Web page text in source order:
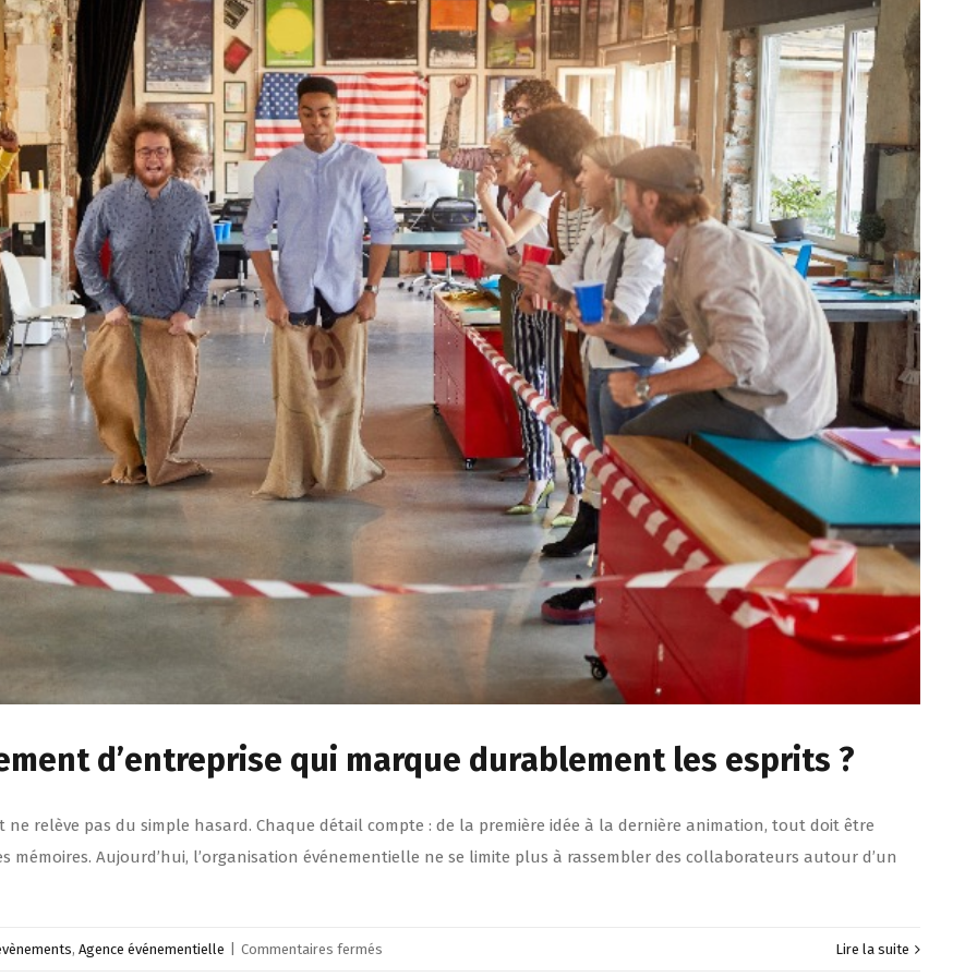
d’entreprise qui marque durablement les esprits ?
relève pas du simple hasard. Chaque détail compte : de la première idée à la dernière animation, tout doit être
mémoires. Aujourd’hui, l’organisation événementielle ne se limite plus à rassembler des collaborateurs autour d’un
, Agence événementielle Commentaires fermés Lire la suite